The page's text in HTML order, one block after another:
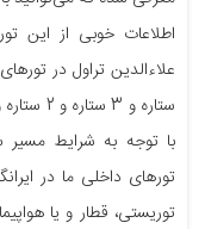
اطلاعات خوبی از این
با توجه به شرایط مسیر
تورهای داخلی ما در
توریستی، قطار و یا